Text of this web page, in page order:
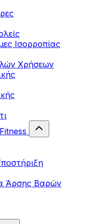
Ισορροπίας
Χρήσεων
Άρσης Βαρών